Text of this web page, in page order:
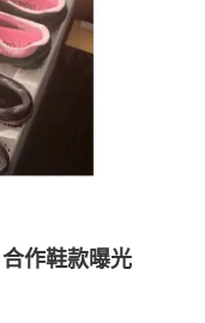
作鞋款曝光